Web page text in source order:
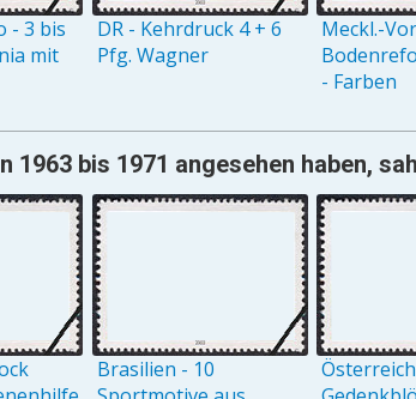
- 3 bis
mit
DR - Kehrdruck 4 + 6
Pfg. Wagner
Meckl.-
- Farben
1963 bis 1971 angesehen haben,
Brasilien - 10